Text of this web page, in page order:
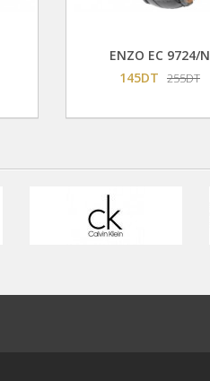
ENZO EC 9724/N
145DT 255DT